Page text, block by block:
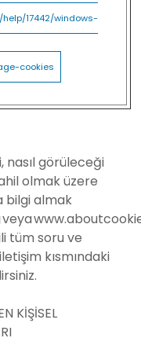
17442/windows-
cookies
nasıl görüleceği
olmak üzere
bilgi almak
veya
tüm soru ve
kısmındaki
KİŞİSEL